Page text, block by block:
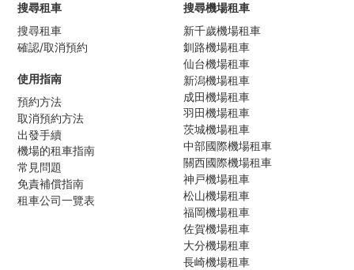
搜尋租車
搜尋租車
確認/取消預約
使用指南
預約方法
取消預約方法
出發手續
機場的租車指南
常見問題
免責補償指南
租車公司一覽表
搜尋機場租車
新千歲機場租車
釧路機場租車
仙台機場租車
新潟機場租車
成田機場租車
羽田機場租車
茨城機場租車
中部國際機場租車
關西國際機場租車
神戸機場租車
松山機場租車
福岡機場租車
佐賀機場租車
大分機場租車
長崎機場租車